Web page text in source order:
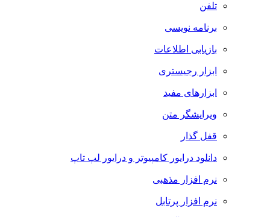
تلفن
برنامه نویسی
بازیابی اطلاعات
ابزار رجیستری
ابزارهای مفید
ویرایشگر متن
قفل گذار
دانلود درایور کامپیوتر و درایور لپ تاپ
نرم افزار مذهبی
نرم افزار پرتابل